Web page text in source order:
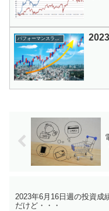
パフォーマンスランキング
2023年6月16日週の投資成
だけど・・・